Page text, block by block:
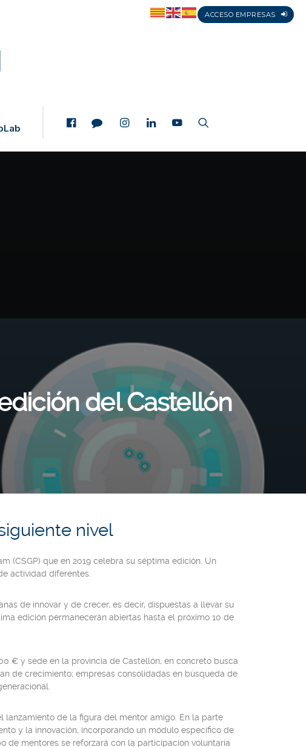
ACCESO EMPRESAS
del Castellón
nivel
(CSGP) que en 2019 celebra su séptima edición. Un
actividad diferentes.
de innovar y de crecer, es decir, dispuestas a llevar su
edición permanecerán abiertas hasta el próximo 10 de
€ y sede en la provincia de Castellón, en concreto busca
de crecimiento; empresas consolidadas en búsqueda de
lanzamiento de la figura del mentor amigo. En la parte
y la innovación, incorporando un módulo específico de
de mentores se reforzará con la participación voluntaria